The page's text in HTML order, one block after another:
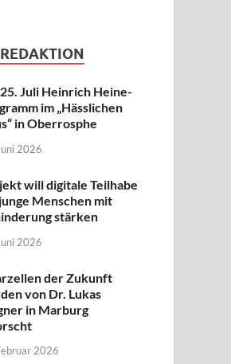
Juli Heinrich Heine-
im „Hässlichen
in Oberrosphe
2026
will digitale Teilhabe
Menschen mit
stärken
2026
der Zukunft
von Dr. Lukas
in Marburg
2026